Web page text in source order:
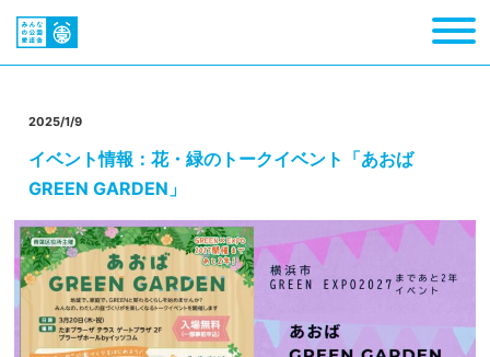
2025/1/9
イベント情報：花・緑のトークイベント「あおば
GREEN GARDEN」